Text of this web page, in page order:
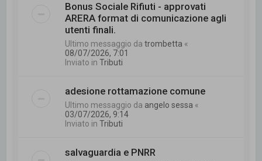
Bonus Sociale Rifiuti - approvati
ARERA format di comunicazione agli
utenti finali.
Ultimo messaggio datrombetta «
08/07/2026, 7:01
Inviato inTributi
adesione rottamazione comune
Ultimo messaggio da angelo sessa «
03/07/2026, 9:14
Inviato inTributi
salvaguardia e PNRR